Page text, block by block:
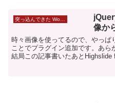
突っ込んできた WordPress プラグインの覚え書き
像か
時々画像を使ってるので、やっぱ
ことでプラグイン追加です。あら
結局この記事書いたあとHighslide